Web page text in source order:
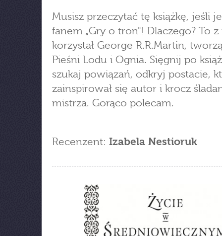
Musisz przeczytać tę książkę, jeśli
fanem „Gry o tron"! Dlaczego? To
korzystał George R.R.Martin,
Pieśni Lodu i Ognia. Sięgnij po
szukaj powiązań, odkryj postacie,
zainspirował się autor i krocz
mistrza. Gorąco polecam.
Recenzent: Izabela Nestioruk